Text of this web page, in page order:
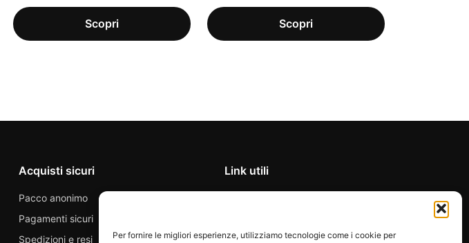
Per fornire le migliori esperienze, utilizziamo tecnologie come i cookie per
Acquisti sicuri
Pacco anonimo
Pagamenti sicuri
Spedizioni e resi
Link utili
Cookie Policy